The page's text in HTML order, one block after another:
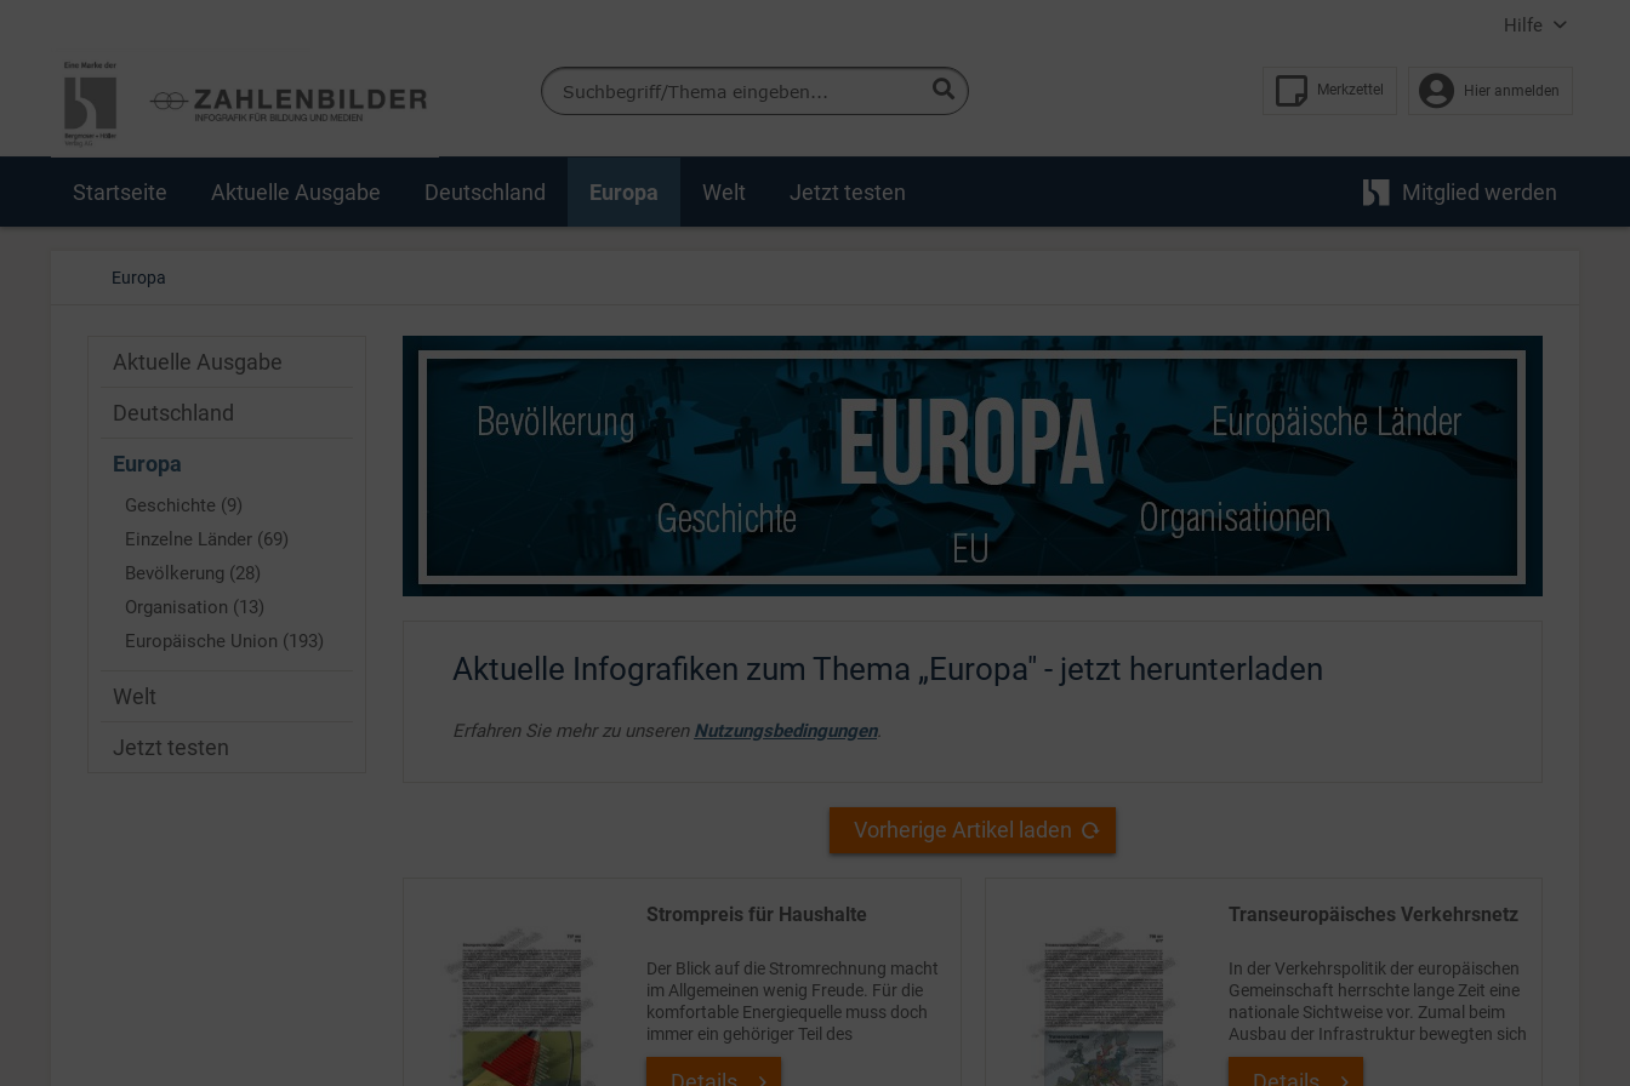
Hilfe
Merkzettel Hier anmelden
Startseite Aktuelle Ausgabe Deutschland Europa Welt Jetzt testen Mitglied werden
Europa
Aktuelle Ausgabe
Deutschland
Europa
Geschichte (9)
Einzelne Länder (69)
Bevölkerung (28)
Organisation (13)
Europäische Union (193)
Welt
Jetzt testen
Aktuelle Infografiken zum Thema „Europa" - jetzt herunterladen
Erfahren Sie mehr zu unseren Nutzungsbedingungen.
Vorherige Artikel laden
Strompreis für Haushalte
Der Blick auf die Stromrechnung macht
im Allgemeinen wenig Freude. Für die
komfortable Energiequelle muss doch
immer ein gehöriger Teil des
Haushaltsgelds ausgegeben werden.
Aber es gibt europaweit beträchtliche
Transeuropäisches Verkehrsnetz
In der Verkehrspolitik der europäischen
Gemeinschaft herrschte lange Zeit eine
nationale Sichtweise vor. Zumal beim
Ausbau der Infrastruktur bewegten sich
die Mitgliedstaaten nur zögernd
aufeinander zu. Ein Grund dafür waren